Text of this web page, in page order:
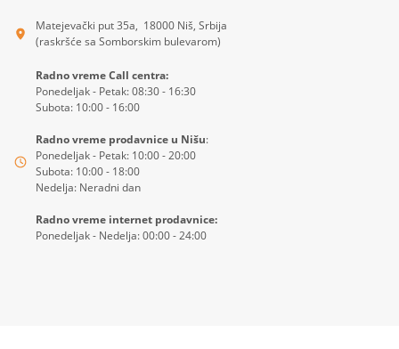
Matejevački put 35a, 18000 Niš, Srbija
(raskršće sa Somborskim bulevarom)
Radno vreme Call centra:
Ponedeljak - Petak: 08:30 - 16:30
Subota: 10:00 - 16:00
Radno vreme prodavnice u Nišu:
Ponedeljak - Petak: 10:00 - 20:00
Subota: 10:00 - 18:00
Nedelja: Neradni dan
Radno vreme internet prodavnice:
Ponedeljak - Nedelja: 00:00 - 24:00